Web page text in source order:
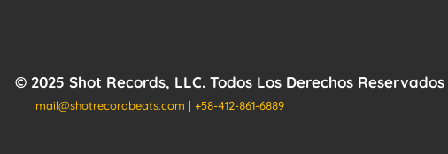
© 2025 Shot Records, LLC. Todos Los Derechos Reservados
mail@shotrecordbeats.com | +58-412-861-6889